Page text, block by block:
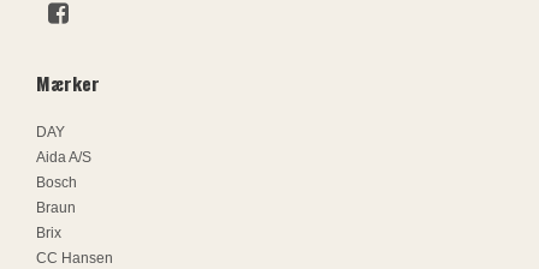
Mærker
DAY
Aida A/S
Bosch
Braun
Brix
CC Hansen